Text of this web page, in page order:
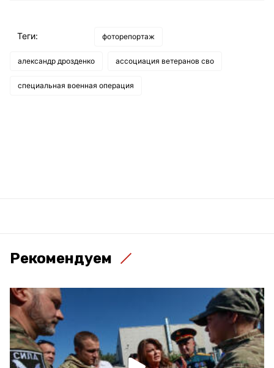
Теги: фоторепортаж
александр дрозденко ассоциация ветеранов сво
специальная военная операция
Рекомендуем